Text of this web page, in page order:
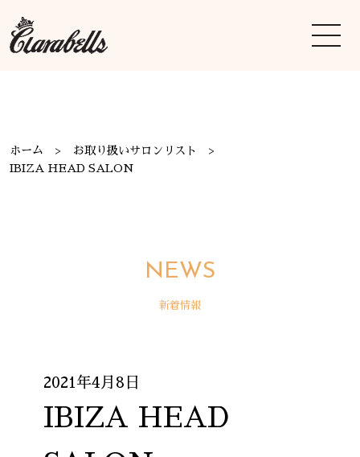
ホーム
お取り扱いサロンリスト
IBIZA HEAD SALON
NEWS
新着情報
2021年4月8日
IBIZA HEAD